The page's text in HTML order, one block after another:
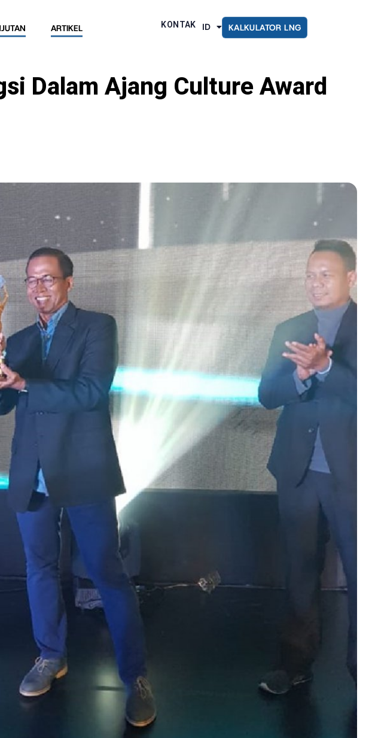
ARTIKEL KONTAK ID
EN KALKULATOR LNG
Dalam Ajang Culture Award